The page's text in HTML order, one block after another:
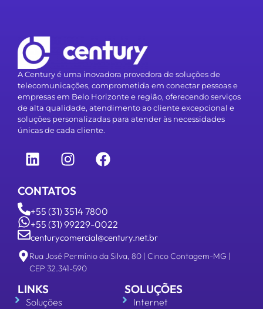
A Century é uma inovadora provedora de soluções de
telecomunicações, comprometida em conectar pessoas e
empresas em Belo Horizonte e região, oferecendo serviços
de alta qualidade, atendimento ao cliente excepcional e
soluções personalizadas para atender às necessidades
únicas de cada cliente.
CONTATOS
+55 (31) 3514 7800
+55 (31) 99229-0022
centurycomercial@century.net.br
Rua José Permínio da Silva, 80 | Cinco Contagem-MG |
CEP 32.341-590
LINKS
Soluções
SOLUÇÕES
Internet